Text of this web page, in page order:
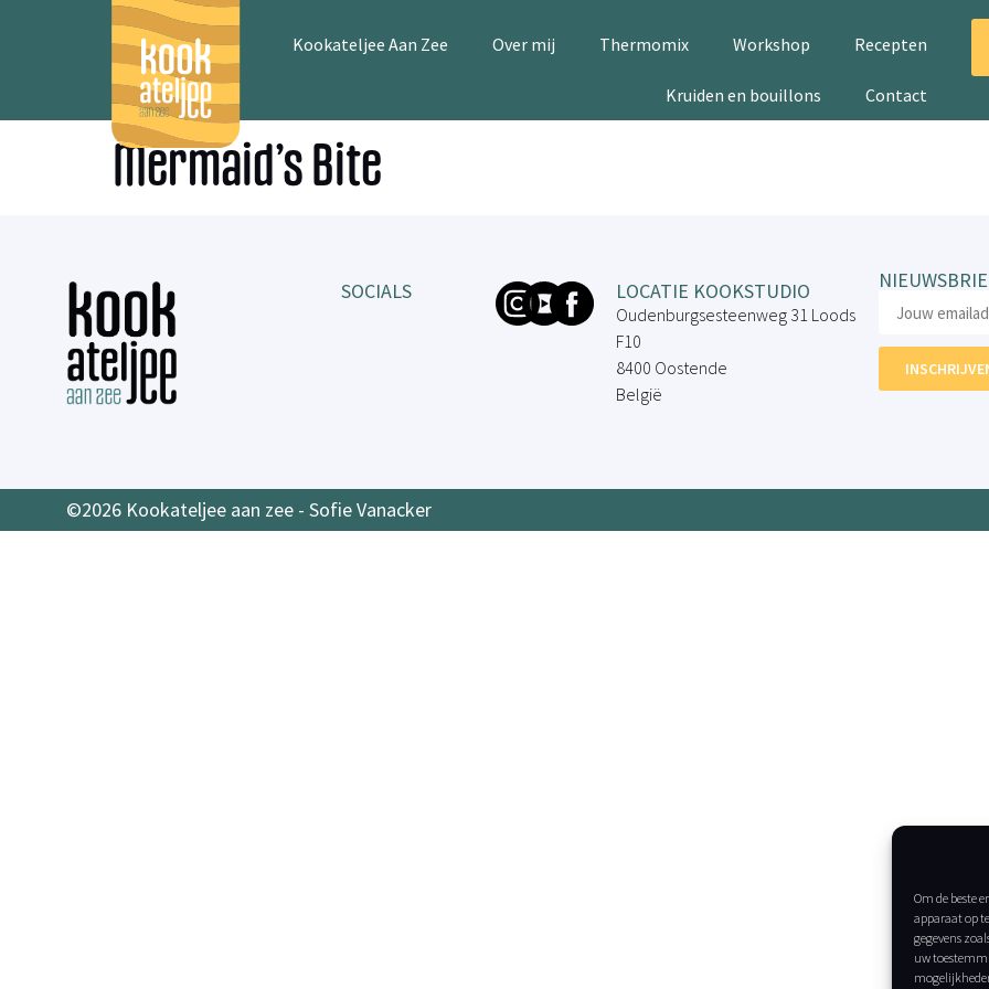
Om de beste
apparaat op
gegevens
uw
Kookateljee Aan Zee Over mij Thermomix Workshop Recepten
Kruiden en bouillons Contact
Mermaid’s Bite
SOCIALS LOCATIE KOOKSTUDIO
Oudenburgsesteenweg 31 Loods
F10
8400 Oostende
België
©2026 Kookateljee aan zee - Sofie Vanacker